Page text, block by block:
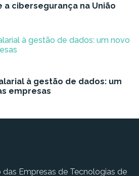
a cibersegurança na União
à gestão de dados: um
empresas
das Empresas de Tecnologias de